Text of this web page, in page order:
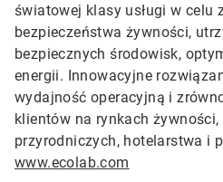
światowej klasy usługi w celu
bezpieczeństwa żywności,
bezpiecznych środowisk,
energii. Innowacyjne
wydajność operacyjną i
klientów na rynkach
przyrodniczych, hotelarstwa i
www.ecolab.com